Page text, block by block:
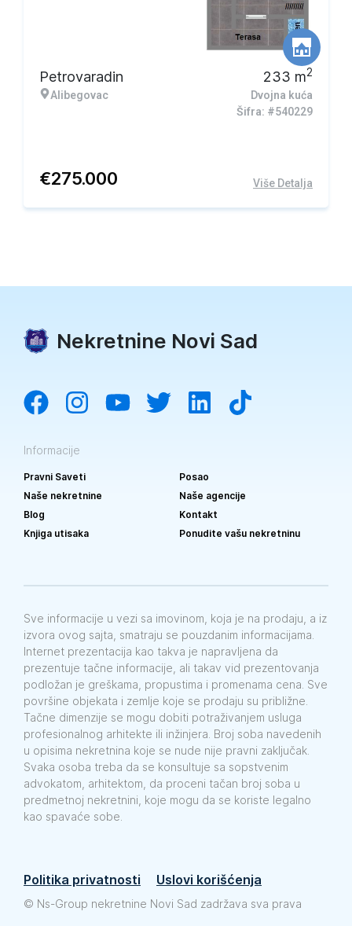
Petrovaradin
Alibegovac
233 m2
Dvojna kuća
Šifra: #540229
€275.000 Više Detalja
Nekretnine Novi Sad
Informacije
Pravni Saveti
Posao
Naše nekretnine
Naše agencije
Blog
Kontakt
Knjiga utisaka
Ponudite vašu nekretninu
Sve informacije u vezi sa imovinom, koja je na prodaju, a iz
izvora ovog sajta, smatraju se pouzdanim informacijama.
Internet prezentacija kao takva je napravljena da
prezentuje tačne informacije, ali takav vid prezentovanja
podložan je greškama, propustima i promenama cena. Sve
površine objekata i zemlje koje se prodaju su približne.
Tačne dimenzije se mogu dobiti potraživanjem usluga
profesionalnog arhitekte ili inžinjera. Broj soba navedenih
u opisima nekretnina koje se nude nije pravni zaključak.
Svaka osoba treba da se konsultuje sa sopstvenim
advokatom, arhitektom, da proceni tačan broj soba u
predmetnoj nekretnini, koje mogu da se koriste legalno
kao spavaće sobe.
Politika privatnosti Uslovi korišćenja
© Ns-Group nekretnine Novi Sad zadržava sva prava